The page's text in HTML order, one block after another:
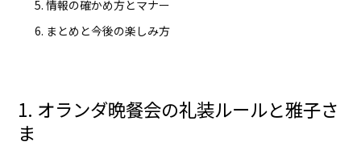
情報の確かめ方とマナー
まとめと今後の楽しみ方
1. オランダ晩餐会の礼装ルールと雅子さ
ま